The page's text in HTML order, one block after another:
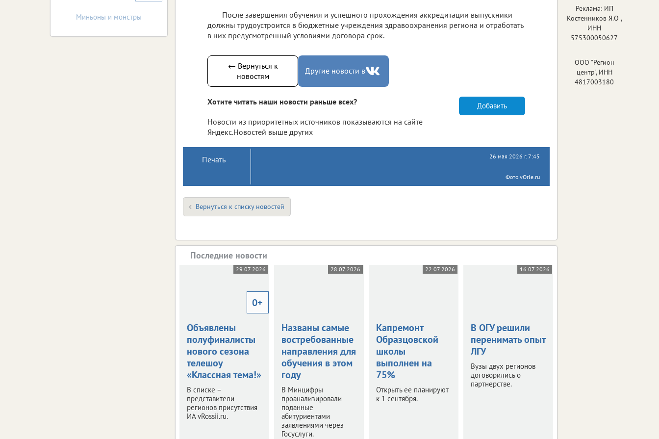
После завершения обучения и успешного прохождения аккредитации выпускники
должны трудоустроится в бюджетные учреждения здравоохранения региона и отработать
в них предусмотренный условиями договора срок.
← Вернуться к
новостям
Другие новости в
Хотите читать наши новости раньше всех?
Новости из приоритетных источников показываются на сайте
Яндекс.Новостей выше других
Добавить
Печать 26 мая 2026 г. 7:45
Фото vOrle.ru
Вернуться к списку новостей
Последние новости
29.07.2026
0+
Объявлены
полуфиналисты
нового сезона
телешоу
«Классная тема!»
В списке –
представители
регионов присутствия
ИА vRossii.ru.
28.07.2026
Названы самые
востребованные
направления для
обучения в этом
году
В Минцифры
проанализировали
поданные
абитуриентами
заявлениями через
Госуслуги.
22.07.2026
Капремонт
Образцовской
школы
выполнен на
75%
Открыть ее планируют
к 1 сентября.
16.07.2026
В ОГУ решили
перенимать опыт
ЛГУ
Вузы двух регионов
договорились о
партнерстве.
Миньоны и монстры
Реклама: ИП
Костенников Я.О ,
ИНН
575300050627
ООО "Регион
центр", ИНН
4817003180